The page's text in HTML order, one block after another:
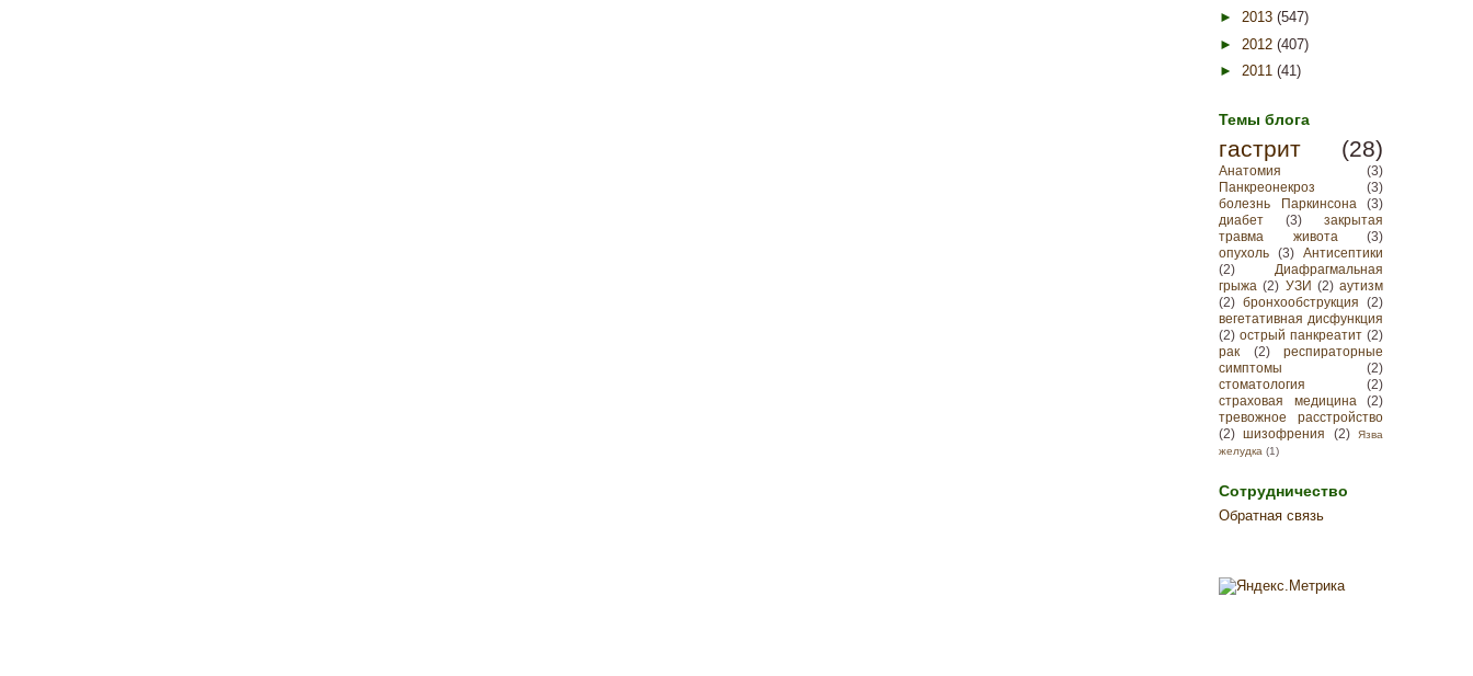
► 2013 (547)
► 2012 (407)
► 2011 (41)
Темы блога
гастрит (28)
Анатомия
(3)
Панкреонекроз
(3)
болезнь Паркинсона
(3)
диабет
(3)
закрытая
травма живота
(3)
опухоль
(3)
Антисептики
(2)
Диафрагмальная
грыжа (2) УЗИ (2) аутизм
(2) бронхообструкция
(2)
вегетативная дисфункция
(2) острый панкреатит (2)
рак
(2)
респираторные
симптомы
(2)
стоматология
(2)
страховая медицина
(2)
тревожное расстройство
(2) шизофрения (2)
Язва
желудка (1)
Сотрудничество
Обратная связь